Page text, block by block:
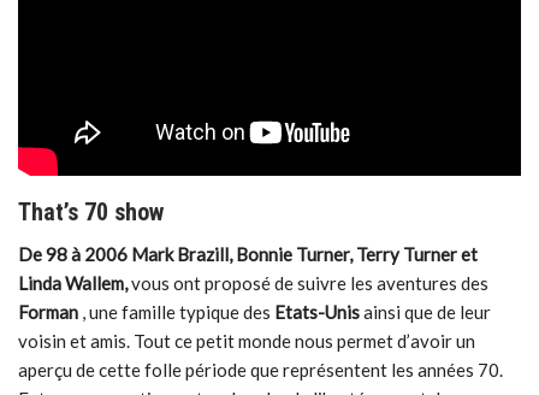
That’s 70 show
De 98 à 2006 Mark Brazill, Bonnie Turner, Terry Turner et
Linda Wallem,vous ont proposé de suivre les aventures des
Forman , une famille typique des Etats-Unisainsi que de leur
voisin et amis. Tout ce petit monde nous permet d’avoir un
aperçu de cette folle période que représentent les années 70.